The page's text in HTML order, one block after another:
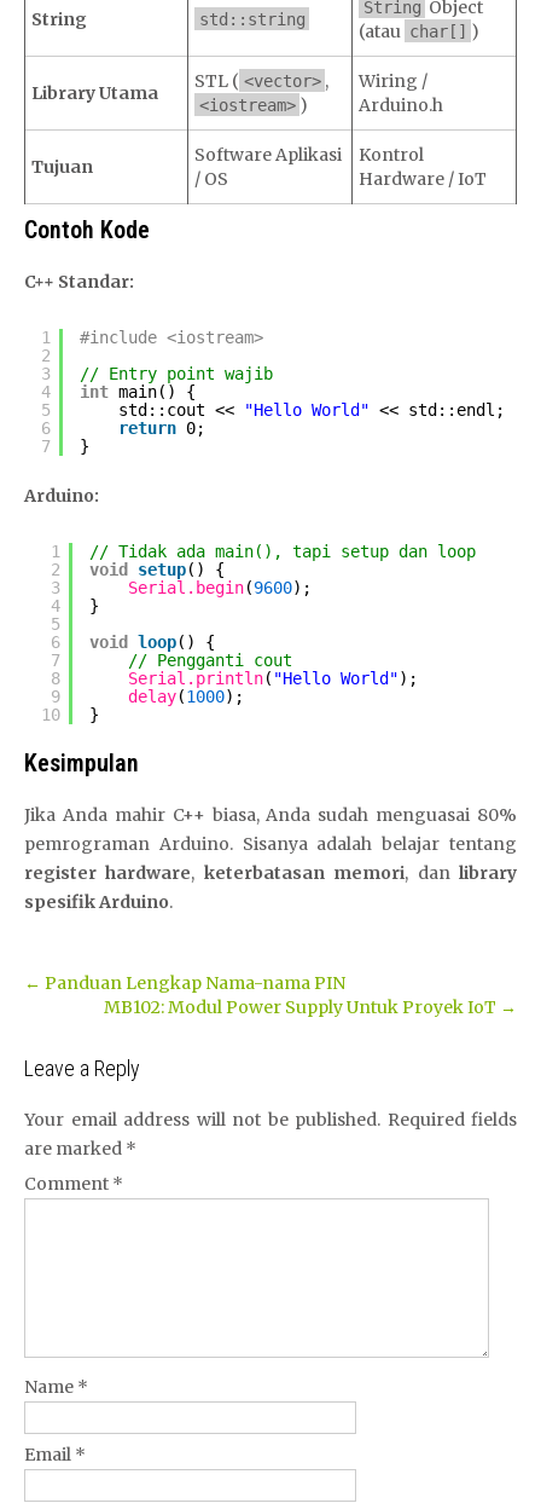
String std::string
String Object
(atau char[] )
Library Utama
STL ( <vector> ,
<iostream> )
Wiring /
Arduino.h
Tujuan
Software Aplikasi
/ OS
Kontrol
Hardware / IoT
Contoh Kode
C++ Standar:
1
2
3
4
5
6
7
#include <iostream>
// Entry point wajib
int main() {
std::cout <<
"Hello World" << std::endl;
return 0;
}
Arduino:
1
2
3
4
5
6
7
8
9
10
// Tidak ada main(), tapi setup dan loop
void setup() {
Serial.begin(9600);
}
void loop() {
// Pengganti cout
Serial.println( "Hello World");
delay(1000);
}
Kesimpulan
Jika Anda mahir C++ biasa, Anda sudah menguasai 80%
pemrograman Arduino. Sisanya adalah belajar tentang
register hardware, keterbatasan memori, danlibrary
spesifik Arduino.
Post
navigation
← Panduan Lengkap Nama-nama PIN
MB102: Modul Power Supply Untuk Proyek IoT →
Leave a Reply
Your email address will not be published. Required fields
are marked *
Comment *
Name *
Email *